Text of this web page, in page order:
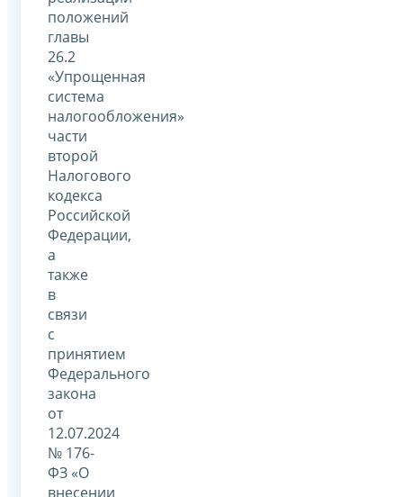
положений
главы
26.2
«Упрощенная
система
налогообложения»
части
второй
Налогового
кодекса
Российской
Федерации,
а
также
в
связи
с
принятием
Федерального
закона
от
12.07.2024
№ 176-
ФЗ «О
внесении